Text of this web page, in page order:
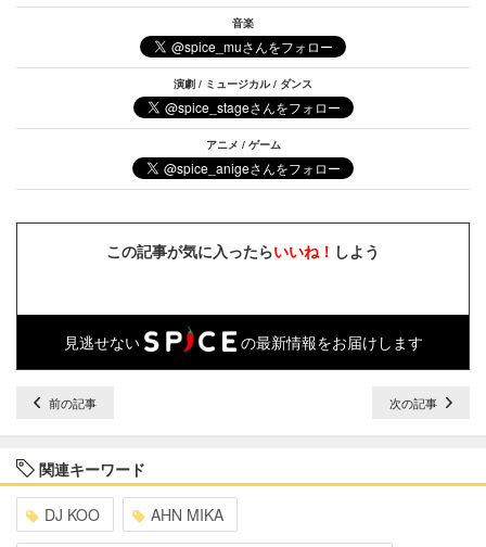
音楽
演劇 / ミュージカル / ダンス
アニメ / ゲーム
この記事が気に入ったらいいね！ しよう
見逃せない の最新情報をお届けします
前の記事 次の記事
関連キーワード
DJ KOO AHN MIKA